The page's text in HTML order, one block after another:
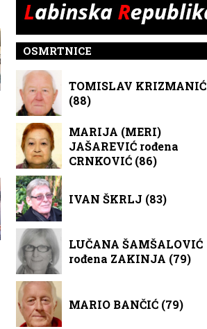
OSMRTNICE
TOMISLAV KRIZMANIĆ
(88)
MARIJA (MERI)
JAŠAREVIĆ rođena
CRNKOVIĆ (86)
IVAN ŠKRLJ (83)
LUČANA ŠAMŠALOVIĆ
rođena ZAKINJA (79)
MARIO BANČIĆ (79)